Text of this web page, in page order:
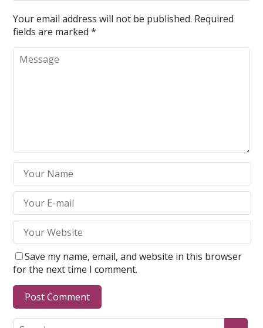
Your email address will not be published. Required
fields are marked*
Save my name, email, and website in this browser
for the next time I comment.